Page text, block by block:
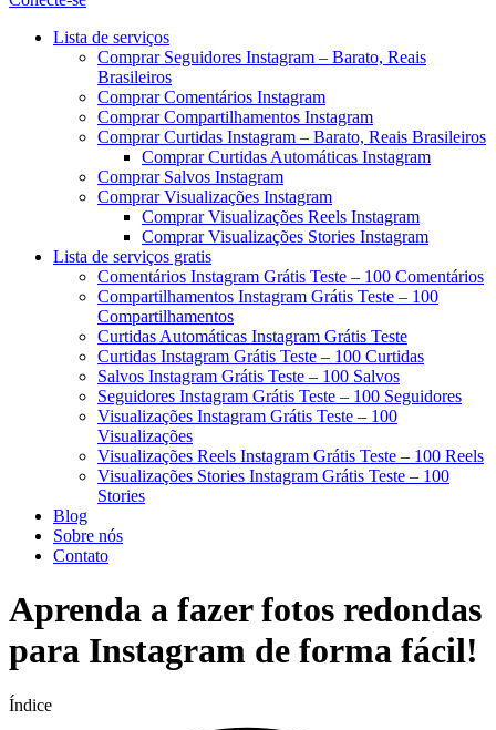
Menu
Lista de serviços
Comprar Seguidores Instagram – Barato, Reais
Brasileiros
Comprar Comentários Instagram
Comprar Compartilhamentos Instagram
Comprar Curtidas Instagram – Barato, Reais Brasileiros
Comprar Curtidas Automáticas Instagram
Comprar Salvos Instagram
Comprar Visualizações Instagram
Comprar Visualizações Reels Instagram
Comprar Visualizações Stories Instagram
Lista de serviços gratis
Comentários Instagram Grátis Teste – 100 Comentários
Compartilhamentos Instagram Grátis Teste – 100
Compartilhamentos
Curtidas Automáticas Instagram Grátis Teste
Curtidas Instagram Grátis Teste – 100 Curtidas
Salvos Instagram Grátis Teste – 100 Salvos
Seguidores Instagram Grátis Teste – 100 Seguidores
Visualizações Instagram Grátis Teste – 100
Visualizações
Visualizações Reels Instagram Grátis Teste – 100 Reels
Visualizações Stories Instagram Grátis Teste – 100
Stories
Blog
Sobre nós
Contato
Aprenda a fazer fotos redondas
para Instagram de forma fácil!
Índice